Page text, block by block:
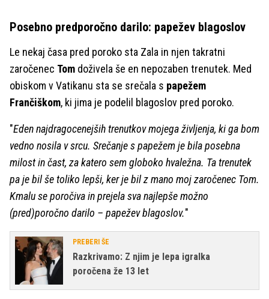
Posebno predporočno darilo: papežev blagoslov
Le nekaj časa pred poroko sta Zala in njen takratni
zaročenec Tom doživela še en nepozaben trenutek. Med
obiskom v Vatikanu sta se srečala s papežem
Frančiškom, ki jima je podelil blagoslov pred poroko.
"Eden najdragocenejših trenutkov mojega življenja, ki ga bom
vedno nosila v srcu. Srečanje s papežem je bila posebna
milost in čast, za katero sem globoko hvaležna. Ta trenutek
pa je bil še toliko lepši, ker je bil z mano moj zaročenec Tom.
Kmalu se poročiva in prejela sva najlepše možno
(pred)poročno darilo – papežev blagoslov."
PREBERI ŠE
Razkrivamo: Z njim je lepa igralka
poročena že 13 let